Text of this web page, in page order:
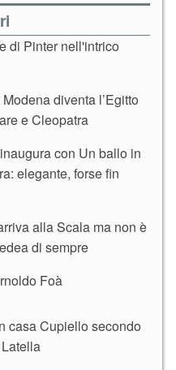
di Pinter nell'intrico
diventa l’Egitto
e Cleopatra
inaugura con Un ballo in
elegante, forse fin
alla Scala ma non è
di sempre
Foà
casa Cupiello secondo